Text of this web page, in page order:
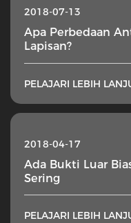
2018-07-13
Apa Perbedaan
Lapisan?
PELAJARI LEBIH
2018-04-17
Ada Bukti Luar
Sering
PELAJARI LEBIH